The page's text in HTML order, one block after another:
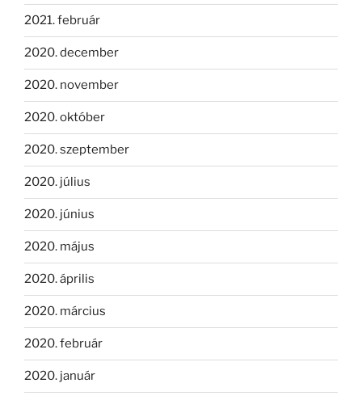
2021. február
2020. december
2020. november
2020. október
2020. szeptember
2020. július
2020. június
2020. május
2020. április
2020. március
2020. február
2020. január